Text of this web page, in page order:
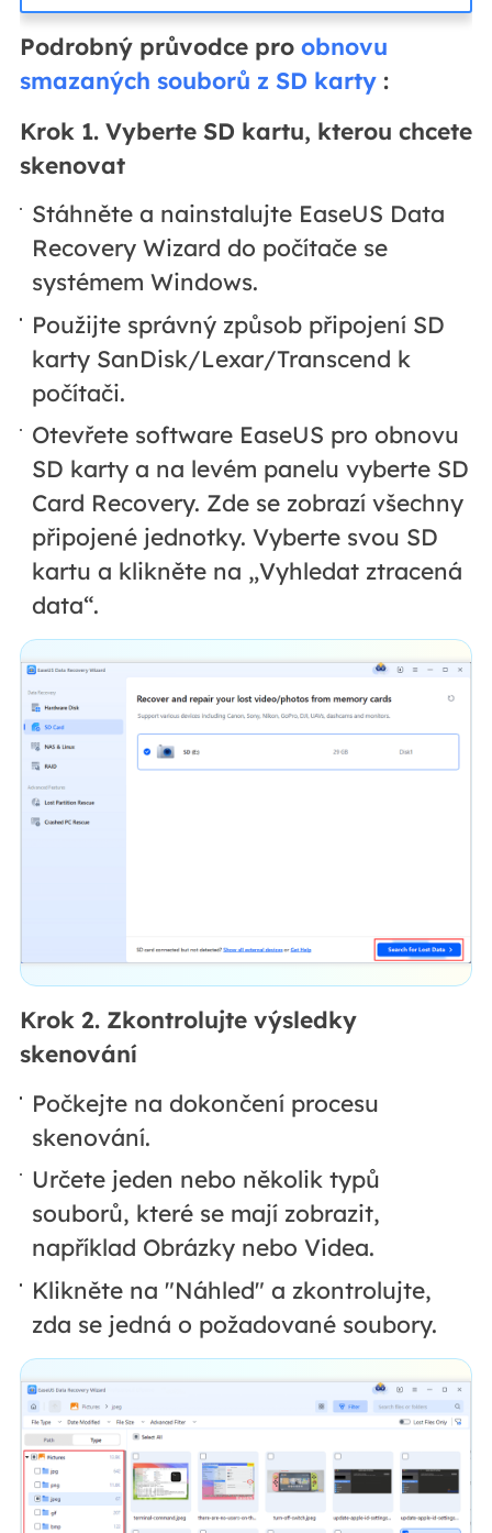
Podrobný průvodce pro obnovu
smazaných souborů z SD karty:
Krok 1. Vyberte SD kartu, kterou chcete
skenovat
Stáhněte a nainstalujte EaseUS Data
Recovery Wizard do počítače se
systémem Windows.
Použijte správný způsob připojení SD
karty SanDisk/Lexar/Transcend k
počítači.
Otevřete software EaseUS pro obnovu
SD karty a na levém panelu vyberte SD
Card Recovery. Zde se zobrazí všechny
připojené jednotky. Vyberte svou SD
kartu a klikněte na „Vyhledat ztracená
data“.
Krok 2. Zkontrolujte výsledky
skenování
Počkejte na dokončení procesu
skenování.
Určete jeden nebo několik typů
souborů, které se mají zobrazit,
například Obrázky nebo Videa.
Klikněte na "Náhled" a zkontrolujte,
zda se jedná o požadované soubory.